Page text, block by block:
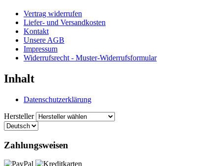
Vertrag widerrufen
Liefer- und Versandkosten
Kontakt
Unsere AGB
Impressum
Widerrufsrecht - Muster-Widerrufsformular
Inhalt
Datenschutzerklärung
Hersteller
Zahlungsweisen